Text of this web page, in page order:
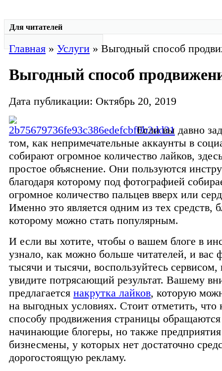
Для читателей
Главная»Услуги» Выгодный способ
Выгодный способ
Дата публикации: Октябрь 20, 2019
Если вы давно
том, как непримечательные аккаунты в
собирают огромное количество лайков,
простое объяснение. Они пользуются
благодаря которому под фотографией
огромное количество пальцев вверх или
Именно это является одним из тех средств,
которому можно стать популярным.
И если вы хотите, чтобы о вашем блоге в
узнало, как можно больше читателей, и вас
тысячи и тысячи, воспользуйтесь сервисом,
увидите потрясающий результат. Вашему
предлагается накрутка лайков, которую
на выгодных условиях. Стоит отметить, что
способу продвижения страницы обращаются
начинающие блогеры, но также
бизнесмены, у которых нет достаточно
дорогостоящую рекламу.